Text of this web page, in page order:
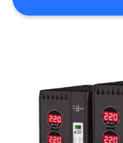
অনুরোধ
করুন